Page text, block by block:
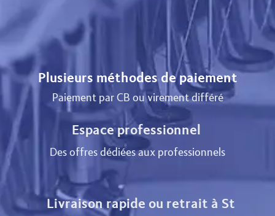
Plusieurs méthodes de paiement
Paiement par CB ou virement différé
Espace professionnel
Des offres dédiées aux professionnels
Livraison rapide ou retrait à St